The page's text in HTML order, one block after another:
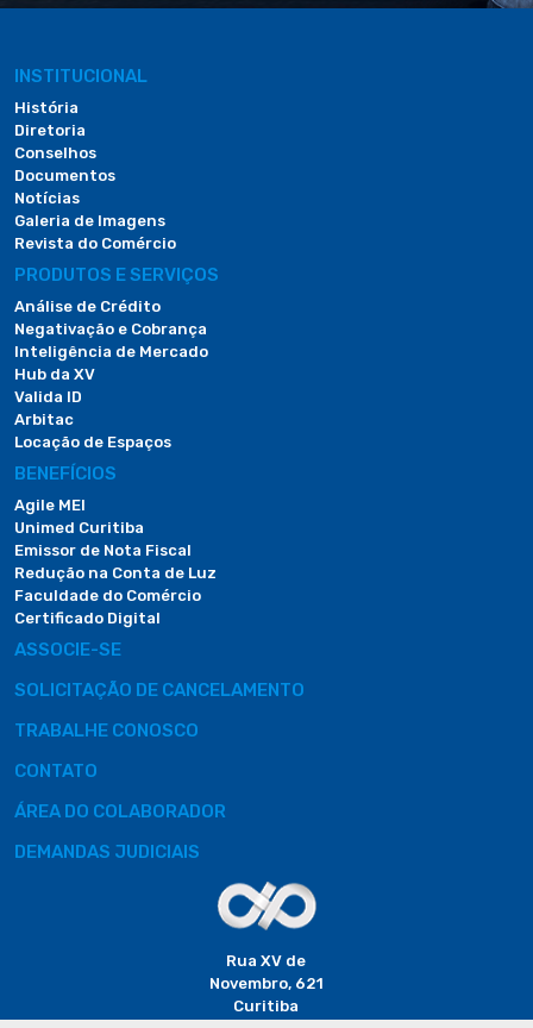
INSTITUCIONAL
História
Diretoria
Conselhos
Documentos
Notícias
Galeria de Imagens
Revista do Comércio
PRODUTOS E SERVIÇOS
Análise de Crédito
Negativação e Cobrança
Inteligência de Mercado
Hub da XV
Valida ID
Arbitac
Locação de Espaços
BENEFÍCIOS
Agile MEI
Unimed Curitiba
Emissor de Nota Fiscal
Redução na Conta de Luz
Faculdade do Comércio
Certificado Digital
ASSOCIE-SE
SOLICITAÇÃO DE CANCELAMENTO
TRABALHE CONOSCO
CONTATO
ÁREA DO COLABORADOR
DEMANDAS JUDICIAIS
Rua XV de
Novembro, 621
Curitiba